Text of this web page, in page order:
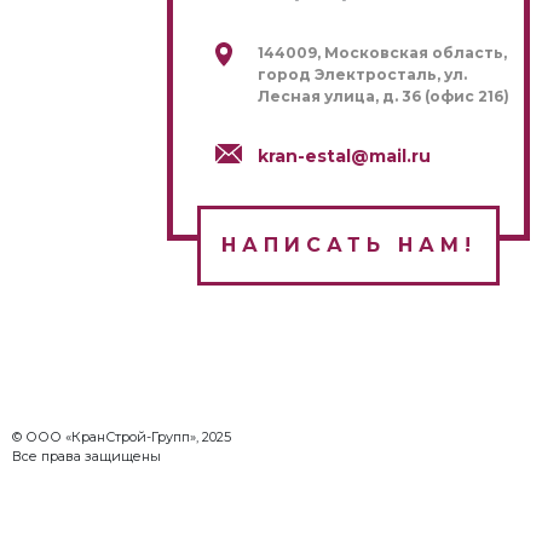
144009, Московская область,
город Электросталь, ул.
Лесная улица, д. 36 (офис 216)
kran-estal@mail.ru
НАПИСАТЬ НАМ!
© ООО «КранСтрой-Групп», 2025
Все права защищены